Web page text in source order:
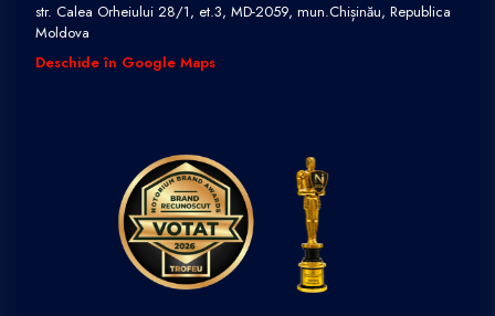
str. Calea Orheiului 28/1, et.3, MD-2059, mun.Chișinău, Republica
Moldova
Deschide în Google Maps